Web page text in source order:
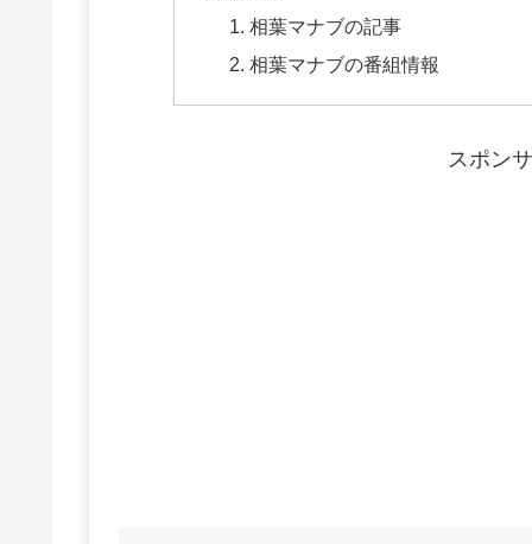
相葉マナブの記事
相葉マナブの番組情報
スポン